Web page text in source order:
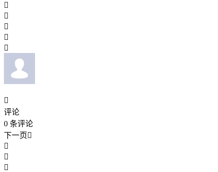






评论
0 条评论
下一页


